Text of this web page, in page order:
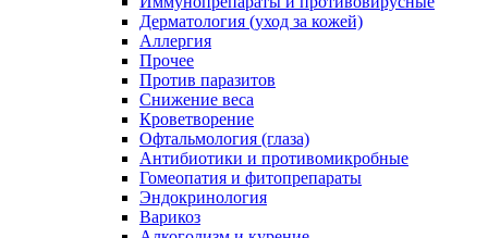
Дерматология (уход за кожей)
Аллергия
Прочее
Против паразитов
Снижение веса
Кроветворение
Офтальмология (глаза)
Антибиотики и противомикробные
Гомеопатия и фитопрепараты
Эндокринология
Варикоз